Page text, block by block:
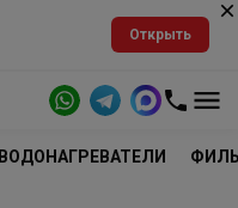
Открыть
ВОДОНАГРЕВАТЕЛИ